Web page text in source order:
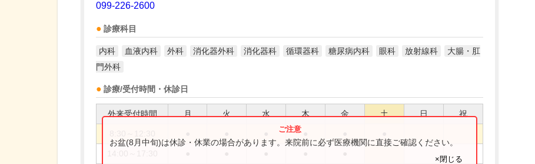
099-226-2600
診療科目
内科 血液内科 外科 消化器外科 消化器科 循環器科 糖尿病内科 眼科 放射線科
大腸・肛
門外科
診療/受付時間・休診日
外来受付時間 月 火 水 木 金 土 日 祝
お盆(8月中旬)は休診・休業の場合があります。来院前に必ず医療機関に直接ご確認ください。
×閉じる